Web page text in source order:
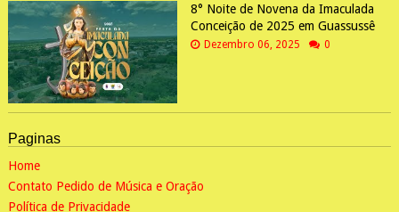
8° Noite de Novena da Imaculada
Conceição de 2025 em Guassussê
Dezembro 06, 2025 0
Paginas
Home
Contato Pedido de Música e Oração
Política de Privacidade